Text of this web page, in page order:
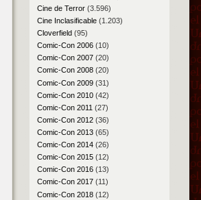
Cine de Terror(3.596)
Cine Inclasificable(1.203)
Cloverfield(95)
Comic-Con 2006(10)
Comic-Con 2007(20)
Comic-Con 2008(20)
Comic-Con 2009(31)
Comic-Con 2010(42)
Comic-Con 2011 (27)
Comic-Con 2012(36)
Comic-Con 2013(65)
Comic-Con 2014(26)
Comic-Con 2015(12)
Comic-Con 2016(13)
Comic-Con 2017(11)
Comic-Con 2018(12)